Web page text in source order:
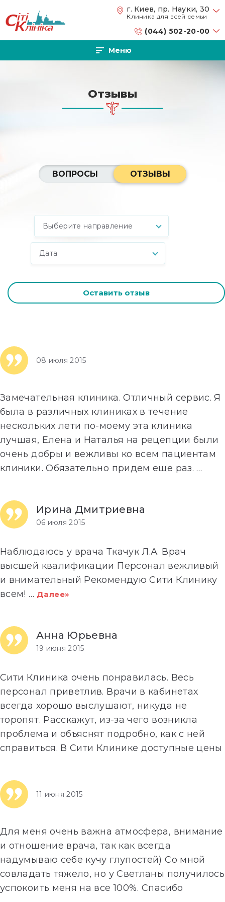
Перейти к основному содержанию г. Киев, пр. Науки, 30
Клиника для всей семьи
(044) 502-20-00
Меню
Отзывы
ВОПРОСЫ ОТЗЫВЫ
Выберите направление
Дата
Оставить отзыв
08 июля 2015
Замечательная клиника. Отличный сервис. Я
была в различных клиниках в течение
нескольких лети по-моему эта клиника
лучшая, Елена и Наталья на рецепции были
очень добры и вежливы ко всем пациентам
клиники. Обязательно придем еще раз. …
Ирина Дмитриевна
06 июля 2015
Наблюдаюсь у врача Ткачук Л.А. Врач
высшей квалификации Персонал вежливый
и внимательный Рекомендую Сити Клинику
всем! … Далее»
Анна Юрьевна
19 июня 2015
Сити Клиника очень понравилась. Весь
персонал приветлив. Врачи в кабинетах
всегда хорошо выслушают, никуда не
торопят. Расскажут, из-за чего возникла
проблема и объяснят подробно, как с ней
справиться. В Сити Клинике доступные цены
11 июня 2015
Для меня очень важна атмосфера, внимание
и отношение врача, так как всегда
надумываю себе кучу глупостей) Со мной
совладать тяжело, но у Светланы получилось
успокоить меня на все 100%. Спасибо